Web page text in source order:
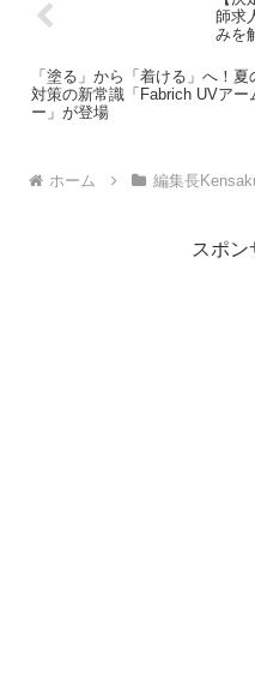
師求
みを
「塗る」から「着ける」へ！夏
対策の新常識「Fabrich UVアー
ー」が登場
ホーム 編集長
スポン